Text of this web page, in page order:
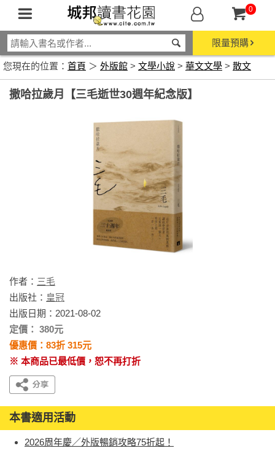
0
限量預購
您現在的位置： 首頁 ＞ 外版館 > 文學小說 > 華文文學 > 散文
撒哈拉歲月【三毛逝世30週年紀念版】
作者： 三毛
出版社： 皇冠
出版日期：2021-08-02
定價： 380元
優惠價：83折 315元
※ 本商品已最低價，恕不再打折
本書適用活動
2026周年慶／外版暢銷攻略75折起！